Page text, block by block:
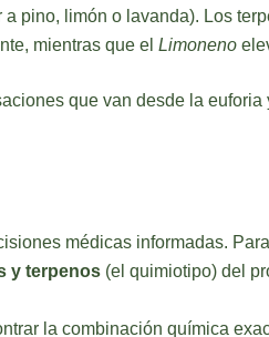
pino, limón o lavanda). Los
mientras que el Limoneno
que van desde la euforia
médicas informadas.
y terpenos (el quimiotipo) del
la combinación química